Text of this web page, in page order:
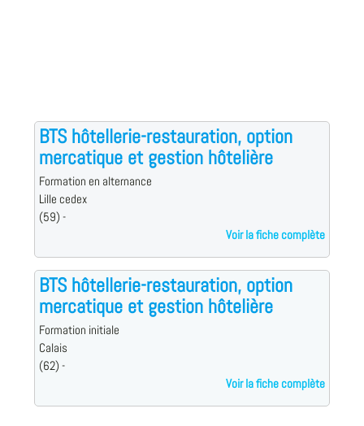
BTS hôtellerie-restauration, option
mercatique et gestion hôtelière
Formation en alternance
Lille cedex
(59) -
Voir la fiche complète
BTS hôtellerie-restauration, option
mercatique et gestion hôtelière
Formation initiale
Calais
(62) -
Voir la fiche complète